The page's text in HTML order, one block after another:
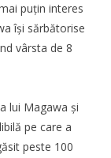
puțin interes
își sărbătorise
vârsta de 8
lui Magawa și
pe care a
peste 100